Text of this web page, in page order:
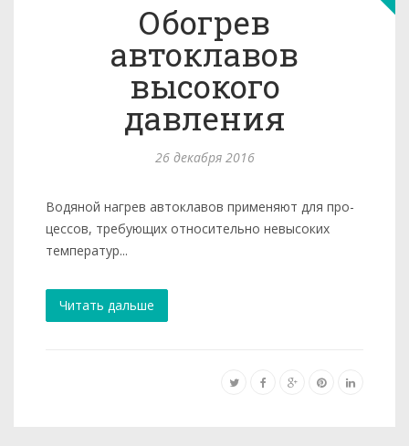
Обогрев
автоклавов
высокого
давления
26 декабря 2016
Водяной нагрев автоклавов применяют для про­
цессов, требующих относительно невы­соких
температур...
Читать дальше